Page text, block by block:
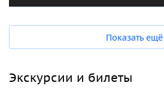
Показать ещё
Экскурсии и билеты